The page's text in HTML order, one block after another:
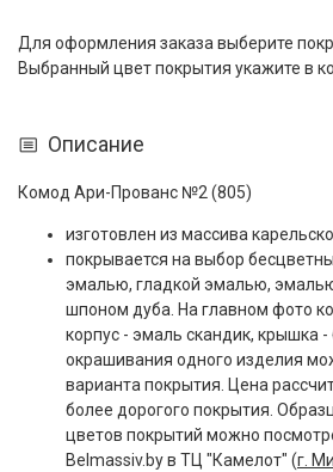
Для оформления заказа выберите
Выбранный цвет покрытия укажите в
Описание
Комод Ари-Прованс №2 (805)
изготовлен из массива
покрывается на выбор
эмалью, гладкой эмалью,
шпоном дуба. На главном фото
корпус - эмаль скандик, крышка
окрашивания одного изделия
варианта покрытия. Цена
более дорогого покрытия.
цветов покрытий можно
Belmassiv.by в ТЦ "Камелот" (г.